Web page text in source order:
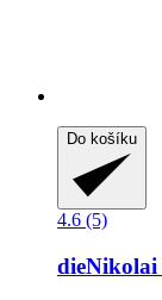
Do košíku
4.6 (5)
dieNikolai